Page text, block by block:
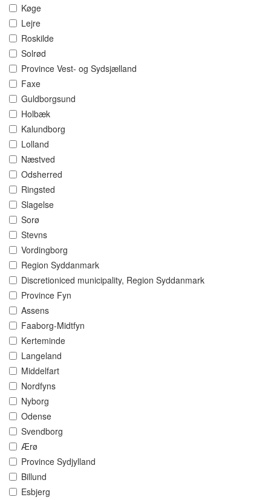
Køge
Lejre
Roskilde
Solrød
Province Vest- og Sydsjælland
Faxe
Guldborgsund
Holbæk
Kalundborg
Lolland
Næstved
Odsherred
Ringsted
Slagelse
Sorø
Stevns
Vordingborg
Region Syddanmark
Discretioniced municipality, Region Syddanmark
Province Fyn
Assens
Faaborg-Midtfyn
Kerteminde
Langeland
Middelfart
Nordfyns
Nyborg
Odense
Svendborg
Ærø
Province Sydjylland
Billund
Esbjerg